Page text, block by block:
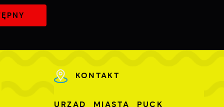
KONTAKT
URZĄD MIASTA PUCK